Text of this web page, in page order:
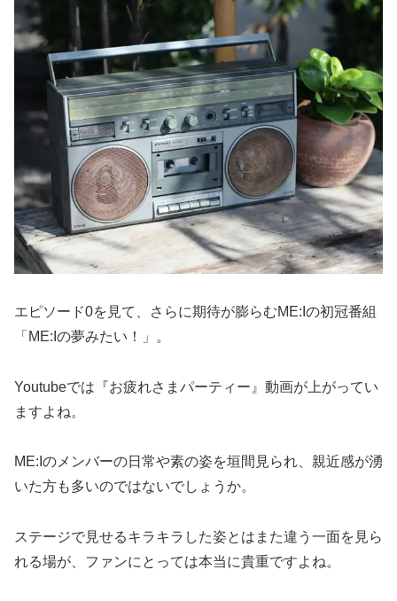
エピソード0を見て、さらに期待が膨らむME:Iの初冠番組
「ME:Iの夢みたい！」。
Youtubeでは『お疲れさまパーティー』動画が上がってい
ますよね。
ME:Iのメンバーの日常や素の姿を垣間見られ、親近感が湧
いた方も多いのではないでしょうか。
ステージで見せるキラキラした姿とはまた違う一面を見ら
れる場が、ファンにとっては本当に貴重ですよね。